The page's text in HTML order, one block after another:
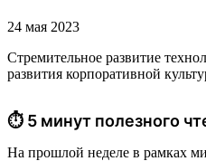
24 мая 2023
Стремительное развитие
развития корпоративной
⏱ 5 минут полезного
На прошлой неделе в рамках